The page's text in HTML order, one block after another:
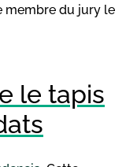
membre du jury le
le tapis